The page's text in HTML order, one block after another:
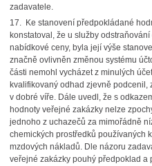
zadavatele.
17. Ke stanovení předpokládané
konstatoval, že u služby
nabídkové ceny, byla její výše
značně ovlivněn změnou systému
části nemohl vycházet z minulých
kvalifikovaný odhad zjevně podcenil,
v dobré víře. Dále uvedl, že s
hodnoty veřejné zakázky nelze
jednoho z uchazečů za mimořádně
chemických prostředků používaných
mzdových nákladů. Dle názoru
veřejné zakázky pouhý předpoklad a